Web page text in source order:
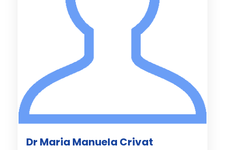
Dr Maria Manuela Crivat